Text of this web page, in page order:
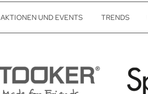
AKTIONEN UND EVENTS TRENDS